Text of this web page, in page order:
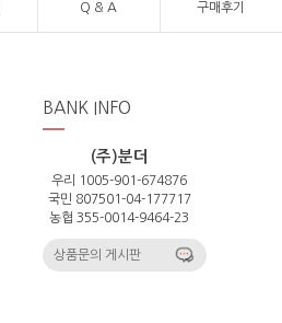
Q & A 구매후기
BANK INFO
(주)분더
우리 1005-901-674876
국민 807501-04-177717
농협 355-0014-9464-23
상품문의 게시판